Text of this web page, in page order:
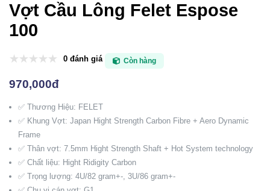
Vợt Cầu Lông Felet Espose
100
0 đánh giá Còn hàng
970,000đ
✅ Thương Hiệu: FELET
✅ Khung Vợt: Japan Hight Strength Carbon Fibre + Aero Dynamic
Frame
✅ Thân vợt: 7.5mm Hight Strength Shaft + Hot System technology
✅ Chất liệu: Hight Ridigity Carbon
✅ Trọng lượng: 4U/82 gram+-, 3U/86 gram+-